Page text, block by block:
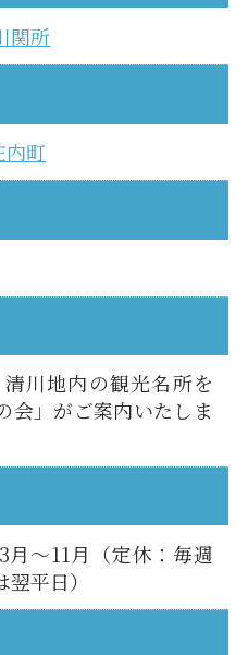
関所
町
川地内の観光名所を
会」がご案内いたしま
～11月（定休：毎週
平日）